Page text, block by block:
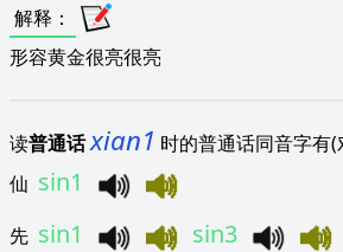
解释 ：
形容黄金很亮很亮
读普通话xian1 时的普通话同音字有(
仙 sin1
先 sin1 sin3